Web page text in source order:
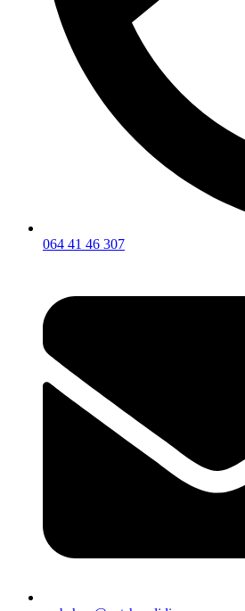
064 41 46 307